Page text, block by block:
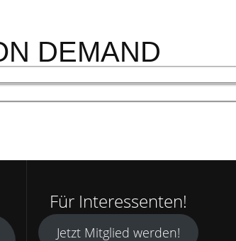
DEMAND
Für Interessenten!
Jetzt Mitglied werden!